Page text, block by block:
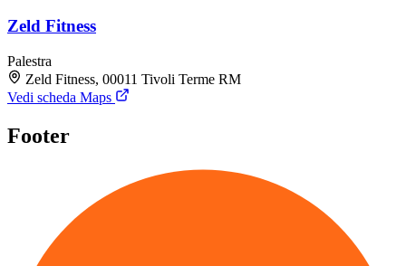
Zeld Fitness
Palestra
Zeld Fitness, 00011 Tivoli Terme RM
Vedi scheda Maps
Footer